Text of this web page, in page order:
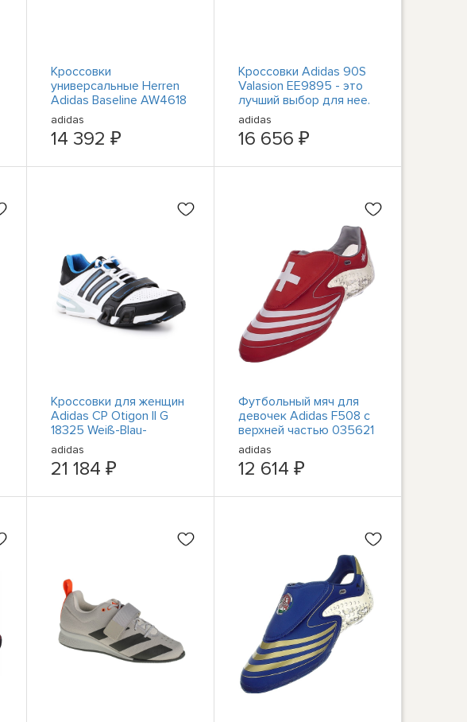
Кроссовки
универсальные Herren
Adidas Baseline AW4618
Weiß
adidas
14 392 ₽
Кроссовки Adidas 90S
Valasion EE9895 - это
лучший выбор для нее.
adidas
16 656 ₽
Кроссовки для женщин
Adidas CP Otigon II G
18325 Weiß-Blau-
Schwarz
adidas
21 184 ₽
Футбольный мяч для
девочек Adidas F508 с
верхней частью 035621
Rot-Weiß
adidas
12 614 ₽